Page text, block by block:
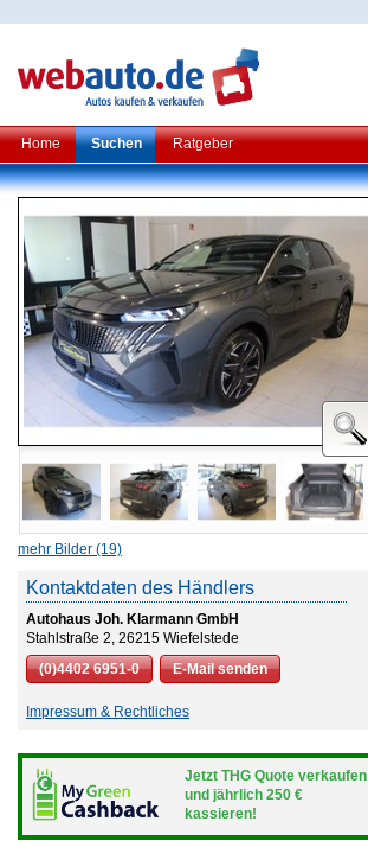
Home Suchen Ratgeber
mehr Bilder (19)
Kontaktdaten des Händlers
Autohaus Joh. Klarmann GmbH
Stahlstraße 2, 26215 Wiefelstede
(0)4402 6951-0
E-Mail senden
Impressum & Rechtliches
Jetzt THG Quote verkaufen
und jährlich 250 €
kassieren!